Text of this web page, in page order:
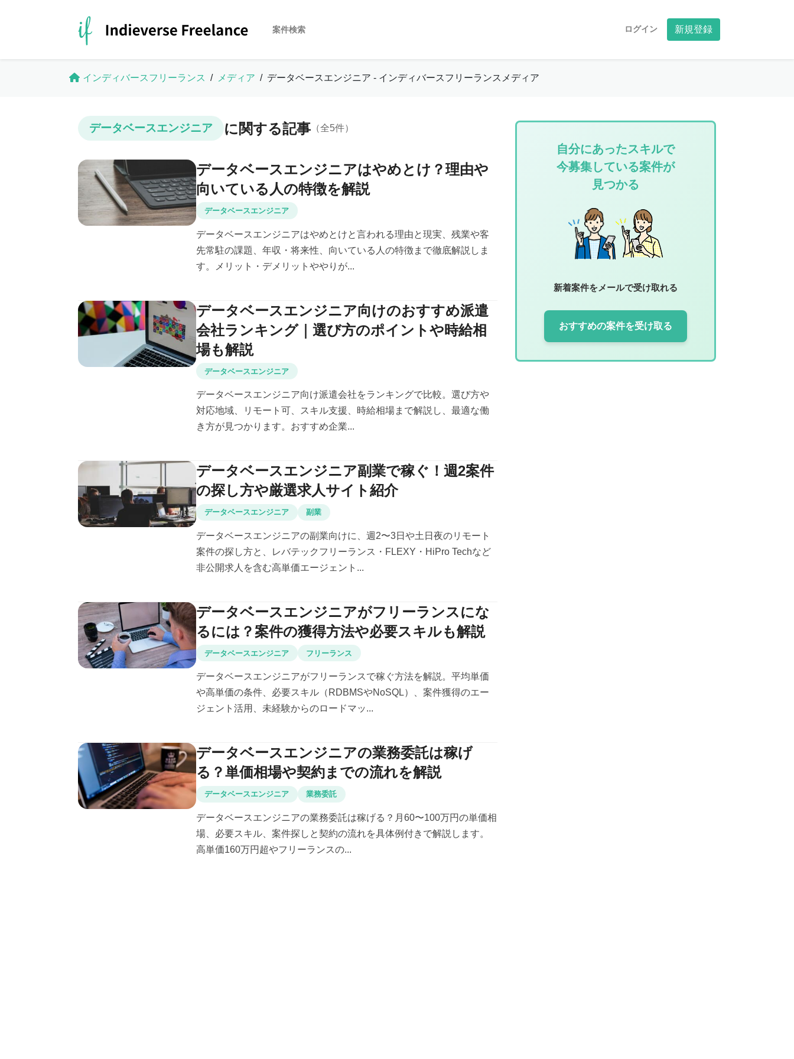
案件検索 ログイン 新規登録
インディバースフリーランス / メディア / データベースエンジニア - インディバースフリーランスメディア
データベースエンジニア に関する記事 （全5件）
データベースエンジニアはやめとけ？理由や
向いている人の特徴を解説
データベースエンジニア
データベースエンジニアはやめとけと言われる理由と現実、残業や客
先常駐の課題、年収・将来性、向いている人の特徴まで徹底解説しま
す。メリット・デメリットややりが...
データベースエンジニア向けのおすすめ派遣
会社ランキング｜選び方のポイントや時給相
場も解説
データベースエンジニア
データベースエンジニア向け派遣会社をランキングで比較。選び方や
対応地域、リモート可、スキル支援、時給相場まで解説し、最適な働
き方が見つかります。おすすめ企業...
データベースエンジニア副業で稼ぐ！週2案件
の探し方や厳選求人サイト紹介
データベースエンジニア 副業
データベースエンジニアの副業向けに、週2〜3日や土日夜のリモート
案件の探し方と、レバテックフリーランス・FLEXY・HiPro Techなど
非公開求人を含む高単価エージェント...
データベースエンジニアがフリーランスにな
るには？案件の獲得方法や必要スキルも解説
データベースエンジニア フリーランス
データベースエンジニアがフリーランスで稼ぐ方法を解説。平均単価
や高単価の条件、必要スキル（RDBMSやNoSQL）、案件獲得のエー
ジェント活用、未経験からのロードマッ...
データベースエンジニアの業務委託は稼げ
る？単価相場や契約までの流れを解説
データベースエンジニア 業務委託
データベースエンジニアの業務委託は稼げる？月60〜100万円の単価相
場、必要スキル、案件探しと契約の流れを具体例付きで解説します。
高単価160万円超やフリーランスの...
自分にあったスキルで
今募集している案件が
見つかる
新着案件をメールで受け取れる
おすすめの案件を受け取る